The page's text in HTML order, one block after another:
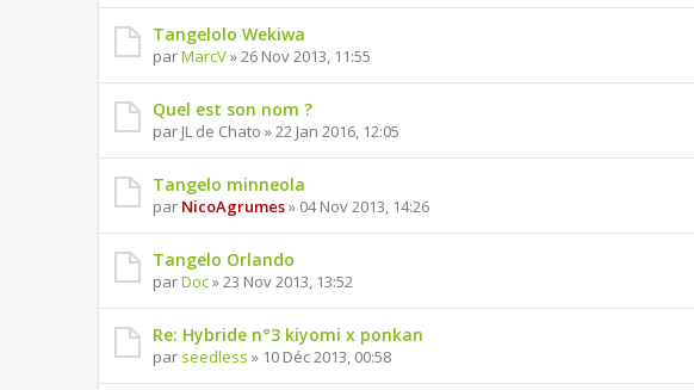
Tangelolo Wekiwa
parMarcV» 26 Nov 2013, 11:55
Quel est son nom ?
par JL de Chato » 22 Jan 2016, 12:05
Tangelo minneola
par NicoAgrumes» 04 Nov 2013, 14:26
Tangelo Orlando
parDoc» 23 Nov 2013, 13:52
Re: Hybride n°3 kiyomi x ponkan
par seedless » 10 Déc 2013, 00:58